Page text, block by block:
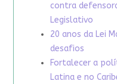
contra
Legislativo
20 anos da Lei
desafios
Fortalecer a
Latina e no